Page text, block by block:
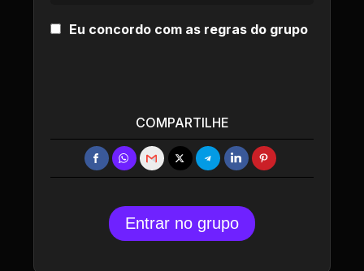
Eu concordo com as regras do grupo
COMPARTILHE
Entrar no grupo